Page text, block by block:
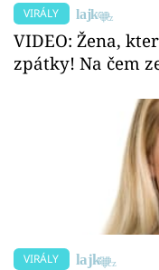
VIRÁLY
VIDEO: Žena,
zpátky! Na čem
VIRÁLY